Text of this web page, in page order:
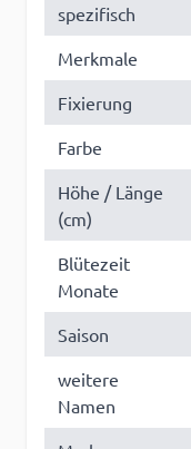
spezifisch
Merkmale
Fixierung
Farbe
Höhe / Länge
(cm)
Blütezeit
Monate
Saison
weitere
Namen